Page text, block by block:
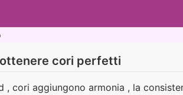
cori perfetti
, cori aggiungono armonia , la